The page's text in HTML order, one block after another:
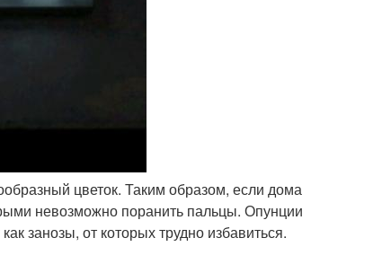
цветок. Таким образом, если дома
невозможно поранить пальцы. Опунции
занозы, от которых трудно избавиться.